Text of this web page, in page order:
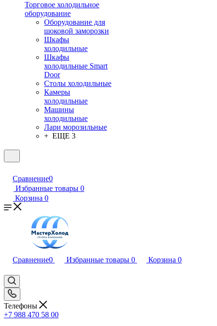
Торговое холодильное
оборудование
Оборудование для
шоковой заморозки
Шкафы
холодильные
Шкафы
холодильные Smart
Door
Столы холодильные
Камеры
холодильные
Машины
холодильные
Лари морозильные
+ ЕЩЕ 3
Сравнение0
Избранные товары 0
Корзина 0
Сравнение0 Избранные товары 0 Корзина 0
Телефоны
+7 988 470 58 00